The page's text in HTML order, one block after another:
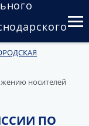
носителей
ПО